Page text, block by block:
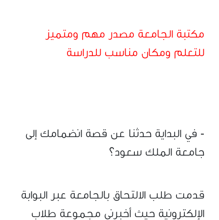
مكتبة الجامعة مصدر مهم ومتميز
للتعلم ومكان مناسب للدراسة
- في البداية حدثنا عن قصة انضمامك إلى
جامعة الملك سعود؟
قدمت طلب الالتحاق بالجامعة عبر البوابة
الإلكترونية حيث أخبرني مجموعة طلاب